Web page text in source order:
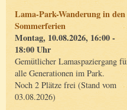
Lama-Park-Wanderung in den
Sommerferien
Montag, 10.08.2026, 16:00 -
18:00 Uhr
Gemütlicher Lamaspaziergang
alle Generationen im Park.
Noch 2 Plätze frei (Stand vom
03.08.2026)